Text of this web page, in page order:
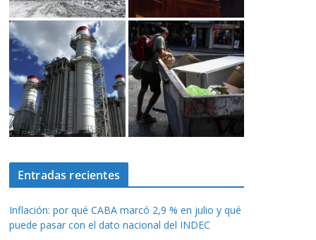
Entradas recientes
Inflación: por qué CABA marcó 2,9 % en julio y qué
puede pasar con el dato nacional del INDEC